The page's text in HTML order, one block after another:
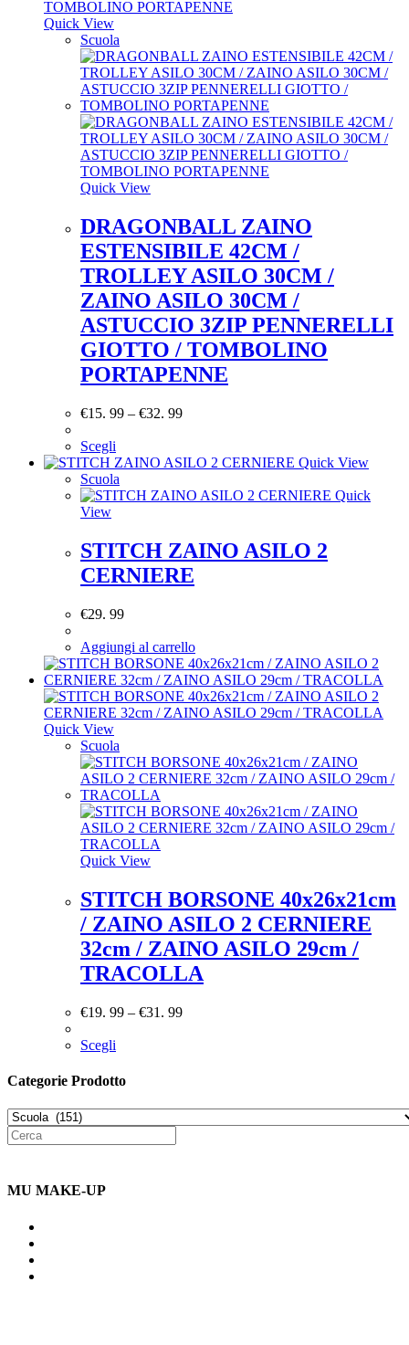
Quick View
Scuola
Quick View
DRAGONBALL ZAINO
ESTENSIBILE 42CM /
TROLLEY ASILO 30CM /
ZAINO ASILO 30CM /
ASTUCCIO 3ZIP PENNERELLI
GIOTTO / TOMBOLINO
PORTAPENNE
€15. 99 – €32. 99
Scegli
Quick View
Scuola
Quick
View
STITCH ZAINO ASILO 2
CERNIERE
€29. 99
Aggiungi al carrello
Quick View
Scuola
Quick View
STITCH BORSONE 40x26x21cm
/ ZAINO ASILO 2 CERNIERE
32cm / ZAINO ASILO 29cm /
TRACOLLA
€19. 99 – €31. 99
Scegli
Categorie Prodotto
MU MAKE-UP